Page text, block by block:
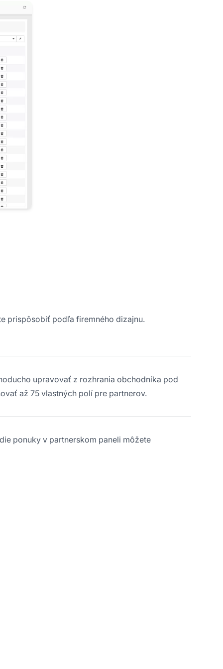
prispôsobiť podľa firemného dizajnu.
upravovať z rozhrania obchodníka pod
až 75 vlastných polí pre partnerov.
ponuky v partnerskom paneli môžete